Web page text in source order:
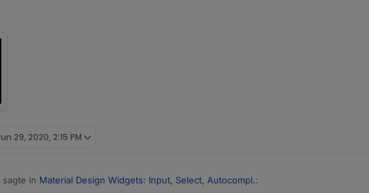
29, 2020, 2:15 PM
sagte in Material Design Widgets: Input, Select, Autocompl.: